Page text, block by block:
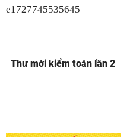
Thư mời kiểm toán lần 2